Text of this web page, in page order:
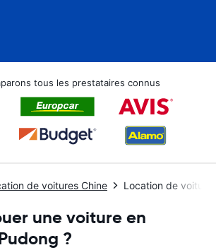
tous les prestataires connus
de voitures Chine Location de
une voiture en
?